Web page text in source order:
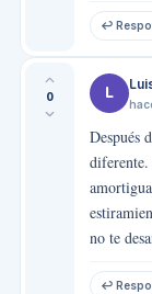
↩
0 L
Después
diferente.
no te
↩